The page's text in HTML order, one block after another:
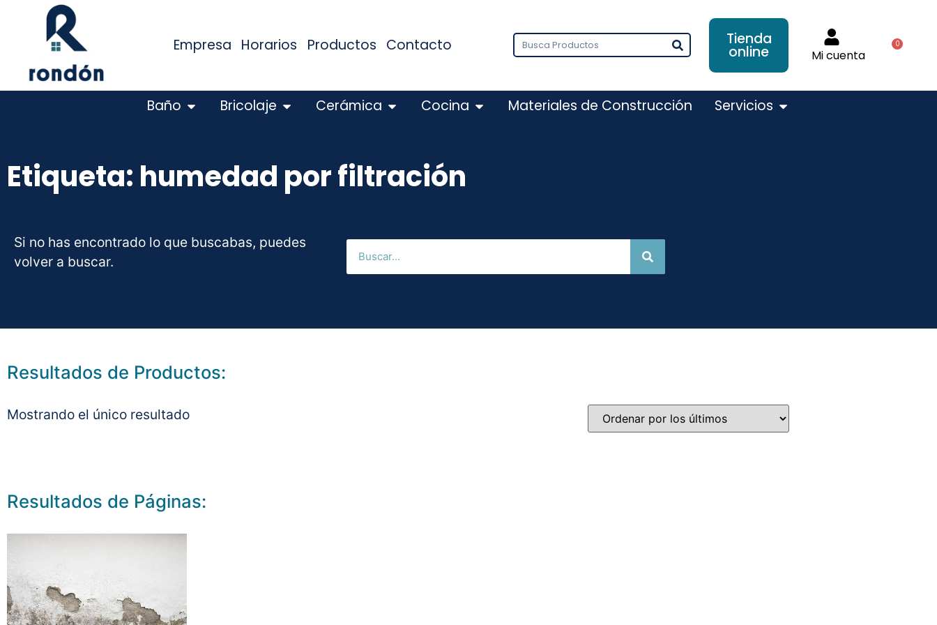
Empresa Horarios Productos Contacto Tienda
online Mi cuenta
0
Baño Bricolaje Cerámica Cocina Materiales de Construcción Servicios
Etiqueta: humedad por filtración
Si no has encontrado lo que buscabas, puedes
volver a buscar.
Resultados de Productos:
Mostrando el único resultado
Resultados de Páginas: